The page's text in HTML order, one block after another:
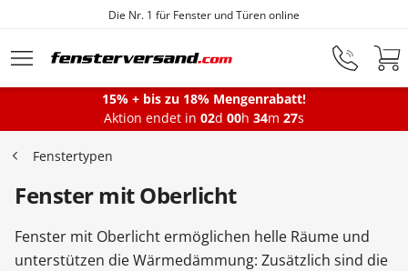
Zum Hauptinhalt springen
Fensterfabrik seit 1872
Montageservice
Balkontüren
15% + bis zu 18% Mengenrabatt!
Aktion endet in 02d 00h 34m 26s
Fenstertypen
Fenster mit Oberlicht
Fenster mit Oberlicht ermöglichen helle Räume und
unterstützen die Wärmedämmung: Zusätzlich sind die